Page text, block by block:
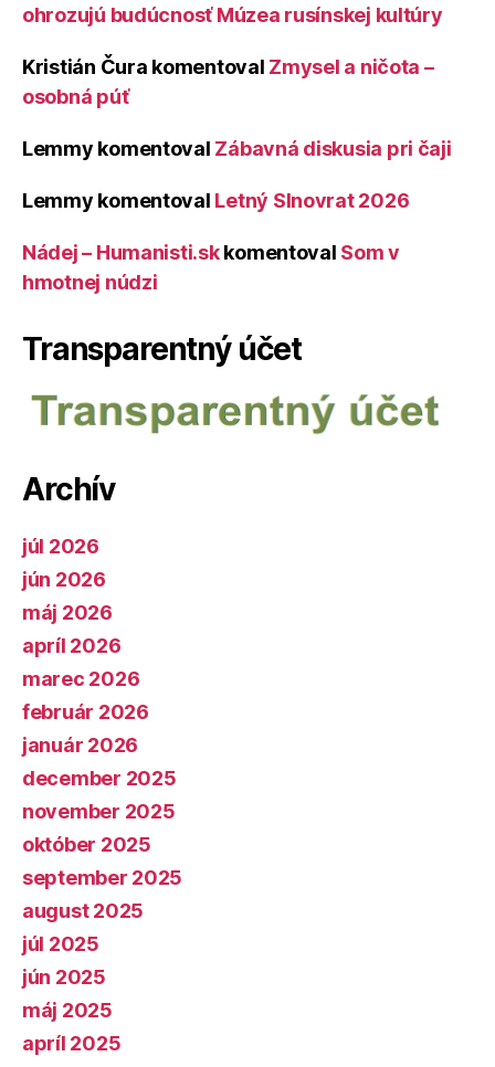
ohrozujú budúcnosť Múzea rusínskej kultúry
Kristián Čura komentoval Zmysel a ničota –
osobná púť
Lemmy komentoval Zábavná diskusia pri čaji
Lemmy komentoval Letný Slnovrat 2026
Nádej – Humanisti.skkomentoval Som v
hmotnej núdzi
Transparentný účet
Archív
júl 2026
jún 2026
máj 2026
apríl 2026
marec 2026
február 2026
január 2026
december 2025
november 2025
október 2025
september 2025
august 2025
júl 2025
jún 2025
máj 2025
apríl 2025